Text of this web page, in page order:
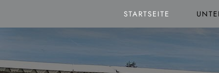
STARTSEITE